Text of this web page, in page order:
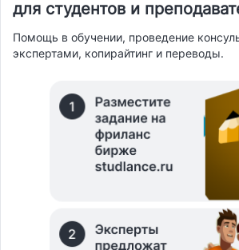
для студентов и
Помощь в обучении, проведение
экспертами, копирайтинг и переводы.